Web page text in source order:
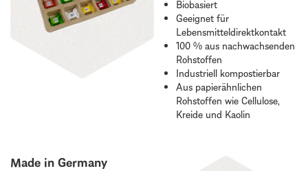
Biobasiert
Geeignet für
Lebensmitteldirektkontakt
100 % aus nachwachsenden
Rohstoffen
Industriell kompostierbar
Aus papierähnlichen
Rohstoffen wie Cellulose,
Kreide und Kaolin
Made in Germany